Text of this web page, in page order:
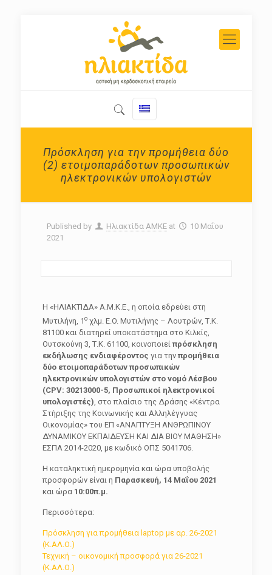
Πρόσκληση για την προμήθεια δύο
(2) ετοιμοπαράδοτων προσωπικών
ηλεκτρονικών υπολογιστών
Published by Ηλιακτίδα ΑΜΚΕ at
10 Μαΐου
2021
Η «ΗΛΙΑΚΤΙΔΑ» Α.Μ.Κ.Ε., η οποία εδρεύει στη
Μυτιλήνη, 1οχλμ. E.O. Μυτιλήνης – Λουτρών, Τ.Κ.
81100 και διατηρεί υποκατάστημα στο Κιλκίς,
Ουτσκούνη 3, Τ.Κ. 61100, κοινοποιεί πρόσκληση
εκδήλωσης ενδιαφέροντος για την προμήθεια
δύο ετοιμοπαράδοτων προσωπικών
ηλεκτρονικών υπολογιστών στο νομό Λέσβου
(CPV: 30213000-5, Προσωπικοί ηλεκτρονικοί
υπολογιστές), στο πλαίσιο της Δράσης «Κέντρα
Στήριξης της Κοινωνικής και Αλληλέγγυας
Οικονομίας» του ΕΠ «ΑΝΑΠΤΥΞΗ ΑΝΘΡΩΠΙΝΟΥ
ΔΥΝΑΜΙΚΟΥ ΕΚΠΑΙΔΕΥΣΗ ΚΑΙ ΔΙΑ ΒΙΟΥ ΜΑΘΗΣΗ»
ΕΣΠΑ 2014-2020, με κωδικό ΟΠΣ 5041706.
Η καταληκτική ημερομηνία και ώρα υποβολής
προσφορών είναι η Παρασκευή, 14 Μαΐου 2021
και ώρα10:00π.μ.
Περισσότερα:
Πρόσκληση για προμήθεια laptop με αρ. 26-2021
(Κ.ΑΛ.Ο.)
Τεχνική – οικονομική προσφορά για 26-2021
(Κ.ΑΛ.Ο.)